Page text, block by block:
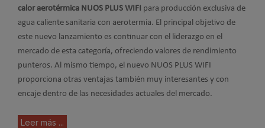
calor aerotérmica NUOS PLUS WIFI para producción exclusiva de
agua caliente sanitaria con aerotermia. El principal objetivo de
este nuevo lanzamiento es continuar con el liderazgo en el
mercado de esta categoría, ofreciendo valores de rendimiento
punteros. Al mismo tiempo, el nuevo NUOS PLUS WIFI
proporciona otras ventajas también muy interesantes y con
encaje dentro de las necesidades actuales del mercado.
Leer más ...